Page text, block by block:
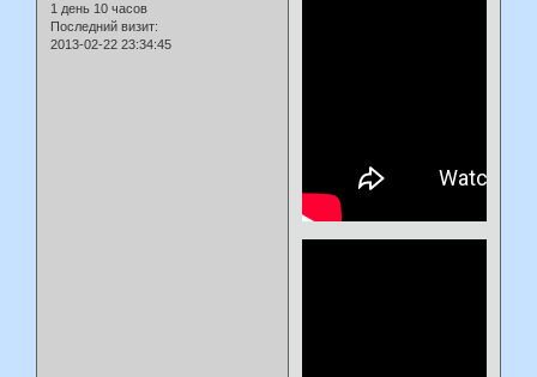
1 день 10 часов
Последний визит:
2013-02-22 23:34:45